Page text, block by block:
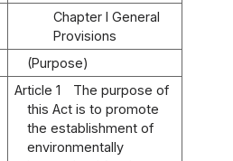
Chapter I General
Provisions
(Purpose)
Article 1
The purpose of
this Act is to promote
the establishment of
environmentally